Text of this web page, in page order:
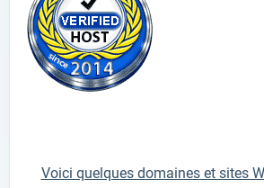
Voici quelques domaines et sites